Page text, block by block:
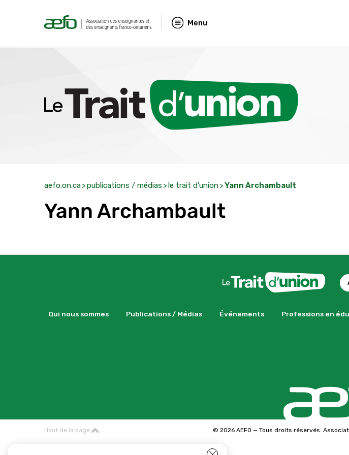
Menu
aefo.on.ca publications / médias le trait d'union Yann Archambault
Yann Archambault
Qui nous sommes Publications / Médias Événements Professions en
Haut de la page © 2026 AEFO — Tous droits réservés.